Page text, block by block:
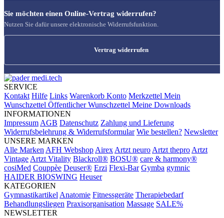
Sie möchten einen Online-Vertrag widerrufen?
Nutzen Sie dafür unsere elektronische Widerrufsfunktion.
Vertrag widerrufen
SERVICE
Kontakt Hilfe Links Warenkorb Konto Merkzettel Mein
Wunschzettel Öffentlicher Wunschzettel Meine Downloads
INFORMATIONEN
Impressum AGB Datenschutz Zahlung und Lieferung
Widerrufsbelehrung & Widerrufsformular Wie bestellen? Newsletter
UNSERE MARKEN
Alle Marken AFH Webshop Airex Artzt neuro Artzt thepro Artzt
Vintage Artzt Vitality Blackroll® BOSU® care & harmony®
cosiMed Couppèe Deuser® Erzi Flexi-Bar Gymba gymnic
HAIDER BIOSWING Heuser
KATEGORIEN
Gymnastikartikel Anatomie Fitnessgeräte Therapiebedarf
Behandlungsliegen Praxisorganisation Massage SALE%
NEWSLETTER